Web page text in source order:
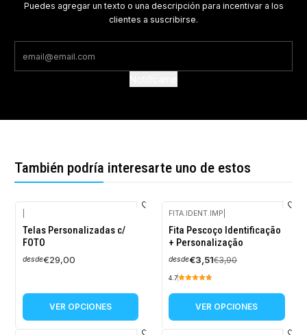
Puedes agregar un texto o una descripción para incentivar a los
clientes a suscribirse.
También podría interesarte uno de estos
Telas Personalizadas c/
FOTO
desde€29,00
VER OPCIONES
-10%
OFF
FITA.IDENT.IMP
Fita Pescoço Identificação
+ Personalização
desde€3,51€3,90
4.7
VER OPCIONES